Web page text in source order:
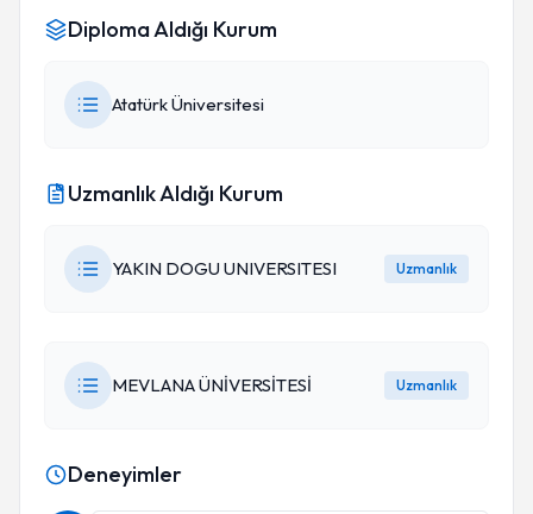
Diploma Aldığı Kurum
Atatürk Üniversitesi
Uzmanlık Aldığı Kurum
YAKIN DOGU UNIVERSITESI Uzmanlık
MEVLANA ÜNİVERSİTESİ Uzmanlık
Deneyimler